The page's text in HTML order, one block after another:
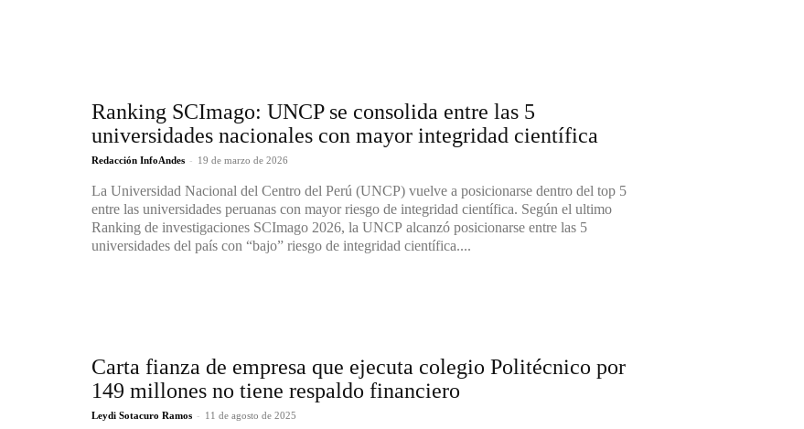
Ranking SCImago: UNCP se consolida entre las 5
universidades nacionales con mayor integridad científica
Redacción InfoAndes - 19 de marzo de 2026
La Universidad Nacional del Centro del Perú (UNCP) vuelve a posicionarse dentro del top 5
entre las universidades peruanas con mayor riesgo de integridad científica. Según el ultimo
Ranking de investigaciones SCImago 2026, la UNCP alcanzó posicionarse entre las 5
universidades del país con “bajo” riesgo de integridad científica....
Carta fianza de empresa que ejecuta colegio Politécnico por
149 millones no tiene respaldo financiero
Leydi Sotacuro Ramos - 11 de agosto de 2025